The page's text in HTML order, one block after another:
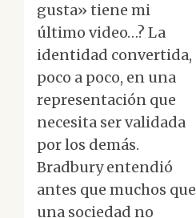
gusta» tiene mi
último video…? La
identidad convertida,
poco a poco, en una
representación que
necesita ser validada
por los demás.
Bradbury entendió
antes que muchos que
una sociedad no